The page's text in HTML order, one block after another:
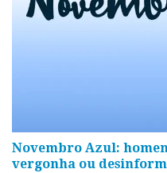
Novembro Azul:
vergonha ou